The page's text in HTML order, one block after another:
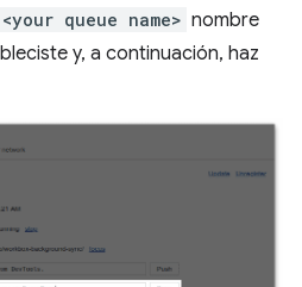
<your queue name> nombre
y, a continuación, haz